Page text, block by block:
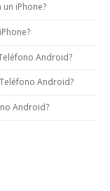
iPhone?
Android?
Android?
Android?